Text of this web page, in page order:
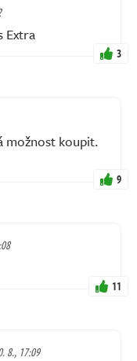
Extra
3
možnost koupit.
9
11
8., 17:09